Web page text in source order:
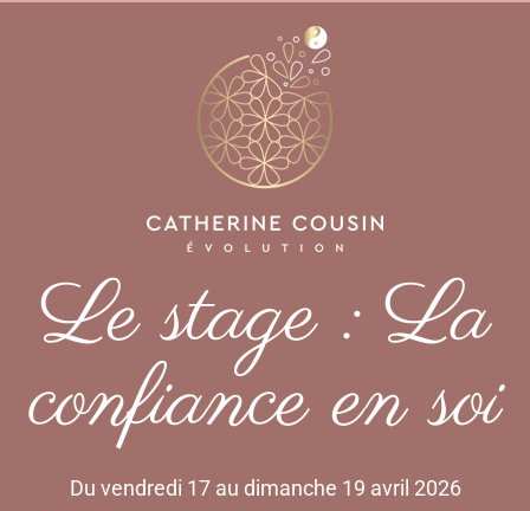
Le stage : La
confiance en soi
Du vendredi 17 au dimanche 19 avril 2026